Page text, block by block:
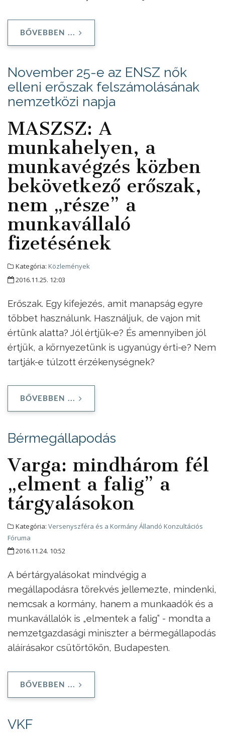
BŐVEBBEN ...
November 25-e az ENSZ nők
elleni erőszak felszámolásának
nemzetközi napja
MASZSZ: A
munkahelyen, a
munkavégzés közben
bekövetkező erőszak,
nem „része” a
munkavállaló
fizetésének
Kategória: Közlemények
2016.11.25. 12:03
Erőszak. Egy kifejezés, amit manapság egyre
többet használunk. Használjuk, de vajon mit
értünk alatta? Jól értjük-e? És amennyiben jól
értjük, a környezetünk is ugyanúgy érti-e? Nem
tartják-e túlzott érzékenységnek?
BŐVEBBEN ...
Bérmegállapodás
Varga: mindhárom fél
„elment a falig” a
tárgyalásokon
Kategória: Versenyszféra és a Kormány Állandó Konzultációs
Fóruma
2016.11.24. 10:52
A bértárgyalásokat mindvégig a
megállapodásra törekvés jellemezte, mindenki,
nemcsak a kormány, hanem a munkaadók és a
munkavállalók is „elmentek a falig” - mondta a
nemzetgazdasági miniszter a bérmegállapodás
aláírásakor csütörtökön, Budapesten.
BŐVEBBEN ...
VKF